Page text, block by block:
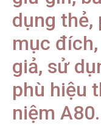
dụng thẻ,
mục
giả, sử
phù hiệu
niệm A80.